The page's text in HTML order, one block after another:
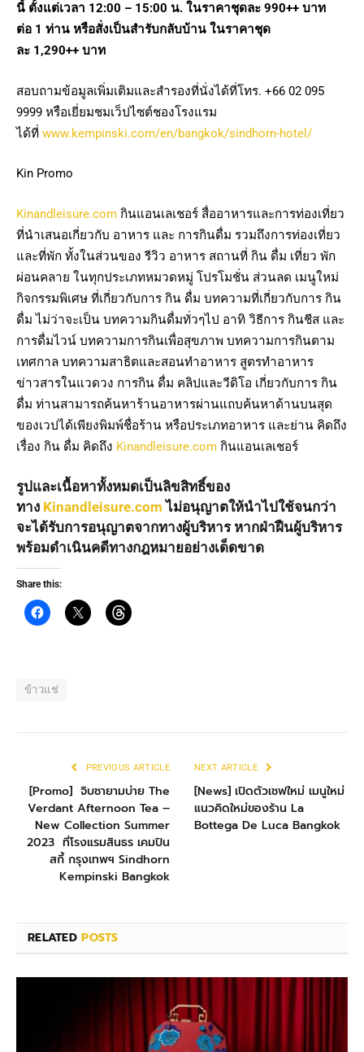
นี้ ตั้งแต่เวลา 12:00 – 15:00 น. ในราคาชุดละ 990++ บาท
ต่อ 1 ท่าน หรือสั่งเป็นสำรับกลับบ้าน ในราคาชุด
ละ 1,290++ บาท
สอบถามข้อมูล​เพิ่มเติม​และสำรองที่นั่งได้ที่​โทร. +66 02 095
9999 หรือเยี่ยมชมเว็ปไซต์ชองโรงแรม
ได้ที่ www.kempinski.com/en/bangkok/sindhorn-hotel/
Kin Promo
Kinandleisure.com กินแอนเลเชอร์ สื่ออาหารและการท่องเที่ยว
ที่นำเสนอเกี่ยวกับ อาหาร และ การกินดื่ม รวมถึงการท่องเที่ยว
และที่พัก ทั้งในส่วนของ รีวิว อาหาร สถานที่ กิน ดื่ม เที่ยว พัก
ผ่อนคลาย ในทุกประเภทหมวดหมู่ โปรโมชั่น ส่วนลด เมนูใหม่
กิจกรรมพิเศษ ที่เกี่ยวกับการ กิน ดื่ม บทความที่เกี่ยวกับการ กิน
ดื่ม ไม่ว่าจะเป็น บทความกินดื่มทั่วๆไป อาทิ วิธีการ กินชีส และ
การดื่มไวน์ บทความการกินเพื่อสุขภาพ บทความการกินตาม
เทศกาล บทความสาธิตและสอนทำอาหาร สูตรทำอาหาร
ข่าวสารในแวดวง การกิน ดื่ม คลิปและวีดิโอ เกี่ยวกับการ กิน
ดื่ม ท่านสามารถค้นหาร้านอาหารผ่านแถบค้นหาด้านบนสุด
ของเวปได้เพียงพิมพ์ชื่อร้าน หรือประเภทอาหาร และย่าน คิดถึง
เรื่อง กิน ดื่ม คิดถึง Kinandleisure.com กินแอนเลเชอร์
รูปและเนื้อหาทั้งหมดเป็นลิขสิทธิ์ของ
ทาง Kinandleisure.com ไม่อนุญาตให้นำไปใช้จนกว่า
จะได้รับการอนุญาตจากทางผู้บริหาร หากฝ่าฝืนผู้บริหาร
พร้อมดำเนินคดีทางกฎหมายอย่างเด็ดขาด
Share this:
ข้าวแช่
PREVIOUS ARTICLE
[Promo] จิบชายามบ่าย The
Verdant Afternoon Tea –
New Collection Summer
2023 ที่โรงแรมสินธร เคมปิน
สกี้ กรุงเทพฯ Sindhorn
Kempinski Bangkok
NEXT ARTICLE
[News] เปิดตัวเชฟใหม่ เมนูใหม่
แนวคิดใหม่ของร้าน La
Bottega De Luca Bangkok
RELATEDPOSTS